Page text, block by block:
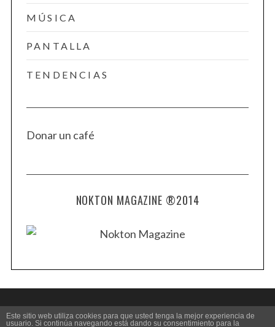
MÚSICA
PANTALLA
TENDENCIAS
Donar un café
NOKTON MAGAZINE ®2014
Este sitio web utiliza cookies para que usted tenga la mejor experiencia de
usuario. Si continúa navegando está dando su consentimiento para la